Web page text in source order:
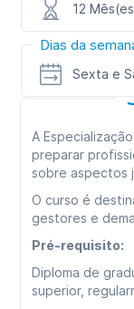
12
Dias da
Sexta e
A
preparar
sobre aspectos
O curso é
gestores e
Pré-requisito:
Diploma de
superior,